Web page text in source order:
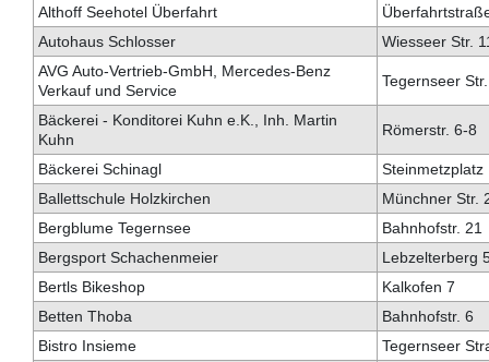
Althoff Seehotel Überfahrt
Autohaus Schlosser
Wiesseer Str.
AVG Auto-Vertrieb-GmbH, Mercedes-Benz
Verkauf und Service
Tegernseer
Bäckerei - Konditorei Kuhn e.K., Inh. Martin
Kuhn
Römerstr. 6-8
Bäckerei Schinagl
Steinmetzplatz
Ballettschule Holzkirchen
Münchner Str.
Bergblume Tegernsee
Bahnhofstr. 21
Bergsport Schachenmeier
Lebzelterberg
Bertls Bikeshop
Kalkofen 7
Betten Thoba
Bahnhofstr. 6
Bistro Insieme
Tegernseer